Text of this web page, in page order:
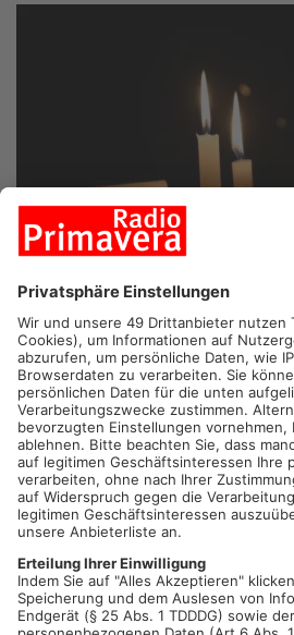
LANGENSELBOLD/RONNEBURG/
des Main-Kinzig-Kreises können
Nachttischlampe nicht einschalten.
Stromausfall seit kurz vor vier.
Langenselbold, Ronneburg und
Techniker an der Behebung der
bislang noch nicht bekannt.